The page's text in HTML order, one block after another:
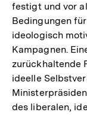
festigt und vor
Bedingungen
ideologisch
Kampagnen.
zurückhaltende
ideelle
des liberalen,